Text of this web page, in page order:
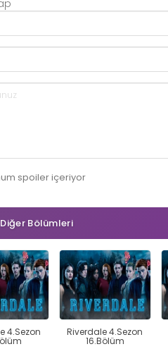
spoileriçeriyor
Bölümleri
4.Sezon Riverdale 4.Sezon
16.Bölüm